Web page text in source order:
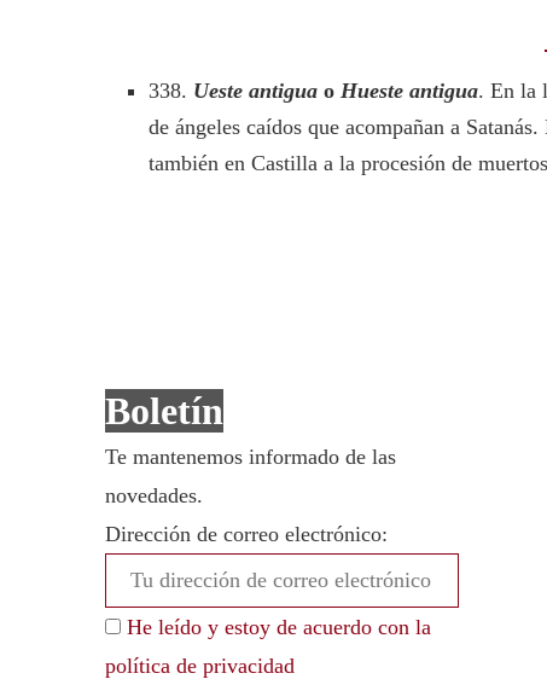
338. Ueste antigua o Hueste antigua. En la
de ángeles caídos que acompañan a
también en Castilla a la procesión de
Boletín
Te mantenemos informado de las
novedades.
Dirección de correo electrónico:
He leído y estoy de acuerdo con la
política de privacidad